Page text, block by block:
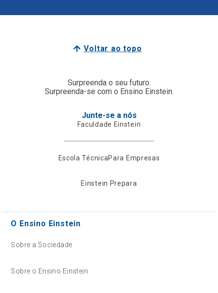
Voltar ao topo
Surpreenda o seu futuro.
Surpreenda-se com o Ensino Einstein.
Junte-se a nós
Faculdade Einstein
Escola TécnicaPara Empresas
Einstein Prepara
O Ensino Einstein
Sobre a Sociedade
Sobre o Ensino Einstein